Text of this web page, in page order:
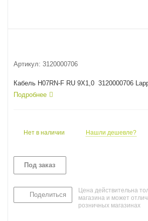
Артикул: 3120000706
Кабель H07RN-F RU 9X1,0 3120000706
Подробнее
Нет в наличии Нашли дешевле?
Под заказ
Поделиться
Цена действительна
магазина и может
розничных магазинах